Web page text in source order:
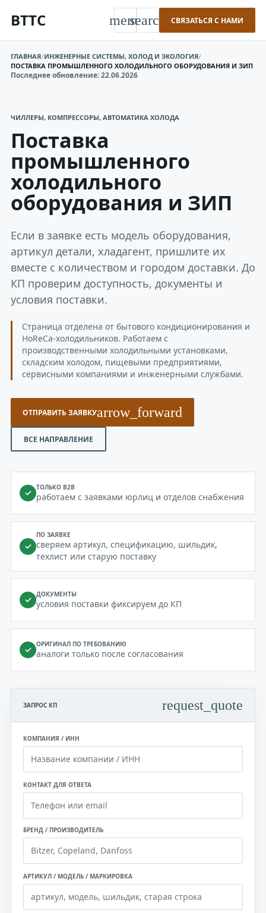
BTTC menusearch СВЯЗАТЬСЯ С НАМИ
ГЛАВНАЯ/ИНЖЕНЕРНЫЕ СИСТЕМЫ, ХОЛОД И ЭКОЛОГИЯ/
ПОСТАВКА ПРОМЫШЛЕННОГО ХОЛОДИЛЬНОГО ОБОРУДОВАНИЯ И ЗИП
Последнее обновление: 22.06.2026
ЧИЛЛЕРЫ, КОМПРЕССОРЫ, АВТОМАТИКА ХОЛОДА
Поставка
промышленного
холодильного
оборудования и ЗИП
Если в заявке есть модель оборудования,
артикул детали, хладагент, пришлите их
вместе с количеством и городом доставки. До
КП проверим доступность, документы и
условия поставки.
Страница отделена от бытового кондиционирования и
HoReCa-холодильников. Работаем с
производственными холодильными установками,
складским холодом, пищевыми предприятиями,
сервисными компаниями и инженерными службами.
ОТПРАВИТЬ ЗАЯВКУarrow_forward
ВСЕ НАПРАВЛЕНИЕ
✓ ТОЛЬКО B2B
работаем с заявками юрлиц и отделов снабжения
✓
ПО ЗАЯВКЕ
сверяем артикул, спецификацию, шильдик,
техлист или старую поставку
✓ ДОКУМЕНТЫ
условия поставки фиксируем до КП
✓ ОРИГИНАЛ ПО ТРЕБОВАНИЮ
аналоги только после согласования
ЗАПРОС КП request_quote
КОМПАНИЯ / ИНН
КОНТАКТ ДЛЯ ОТВЕТА
БРЕНД / ПРОИЗВОДИТЕЛЬ
АРТИКУЛ / МОДЕЛЬ / МАРКИРОВКА